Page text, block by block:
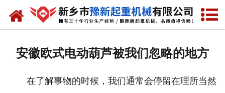
网站首页
安徽欧式电动葫芦被我们忽略的地方
在了解事物的时候，我们通常会停留在理所当然